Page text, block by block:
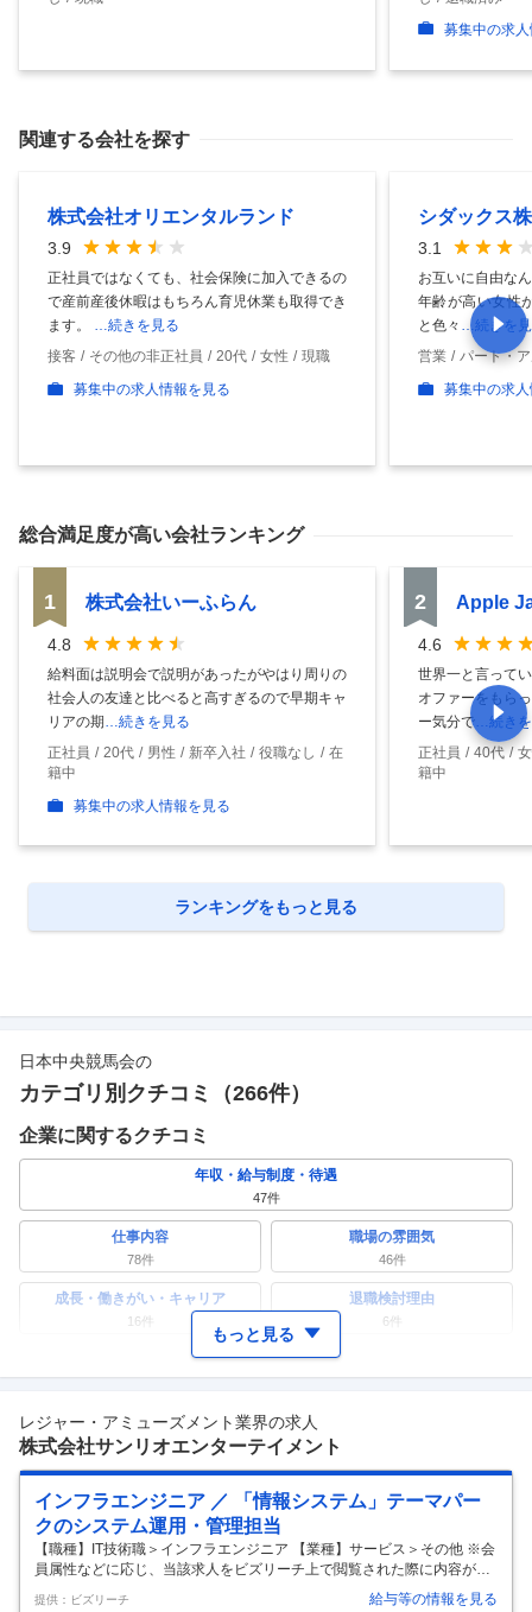
募集中の求
関連する会社を探す
株式会社オリエンタルランド
3.9
正社員ではなくても、社会保険に加入できるの
で産前産後休暇はもちろん育児休業も取得でき
ます。 …続きを見る
接客
その他の非正社員 20代 女性
現職
募集中の求人情報を見る
シダックス
3.1
お互いに自由な
年齢が高い女性
と色々 …続きを
営業
パート・
募集中の求
総合満足度が高い会社ランキング
1 株式会社いーふらん
4.8
給料面は説明会で説明があったがやはり周りの
社会人の友達と比べると高すぎるので早期キャ
リアの期…続きを見る
正社員
20代 男性 新卒入社 役職なし
在
籍中
募集中の求人情報を見る
2 Apple
4.6
世界一と言って
オファーをもら
ー気分で…続き
正社員
40代
籍中
ランキングをもっと見る
日本中央競馬会の
カテゴリ別クチコミ（266件）
企業に関するクチコミ
年収・給与制度・待遇
47件
仕事内容
78件
職場の雰囲気
46件
成長・働きがい・キャリア
16件
退職検討理由
6件
ワークライフバランス 女性の活躍・働きやすさ
副業
8件
テレワーク・リモートワーク
12件 件
企業の選考に関するクチコミ
2 件
もっと見る
レジャー・アミューズメント業界の求人
株式会社サンリオエンターテイメント
インフラエンジニア ／ 「情報システム」テーマパー
クのシステム運用・管理担当
【職種】IT技術職＞インフラエンジニア 【業種】サービス＞その他 ※会
員属性などに応じ、当該求人をビズリーチ上で閲覧された際に内容が異
なる場合があります お客様が安心して感動体験できるように、サンリオ
提供：ビズリーチ 給与等の情報を見る